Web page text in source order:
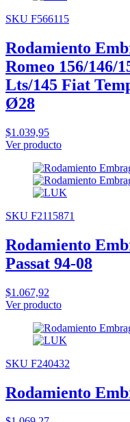
SKU F566115
Rodamiento
Romeo 156/146/
Lts/145 Fiat
Ø28
$1.039,95
Ver producto
SKU F2115871
Rodamiento
Passat 94-08
$1.067,92
Ver producto
SKU F240432
Rodamiento